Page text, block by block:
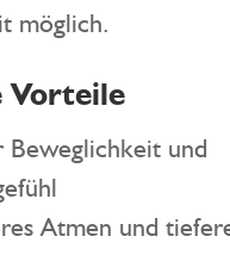
möglich.
Vorteile
und
Atmen und